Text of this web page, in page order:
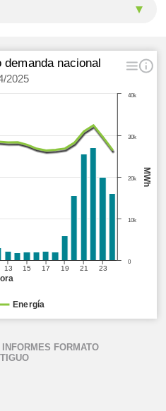
MWh
nacional
2025
13 15 17 19 21 23
0
10k
20k
30k
40k
Energía
INFORMES FORMATO